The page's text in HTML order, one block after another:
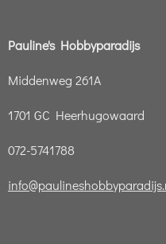
Pauline's Hobbyparadijs
Middenweg 261A
1701 GC Heerhugowaard
072-5741788